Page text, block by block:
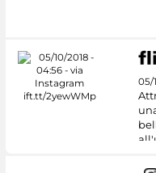
05/